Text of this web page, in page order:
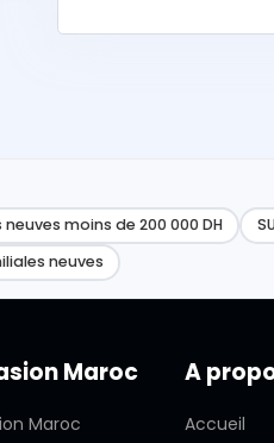
moins de 200 000 DH
neuves
Maroc
Maroc
A
Accueil